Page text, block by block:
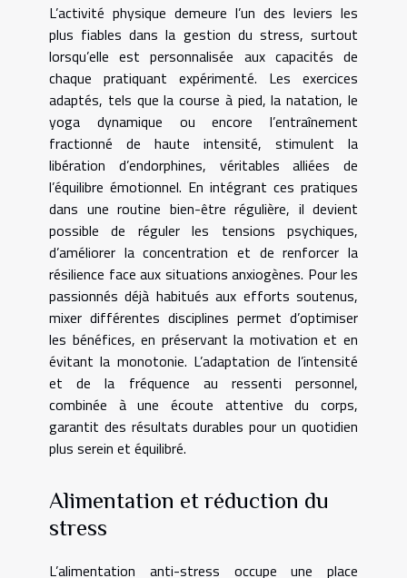
L’activité physique demeure l’un des leviers les
plus fiables dans la gestion du stress, surtout
lorsqu’elle est personnalisée aux capacités de
chaque pratiquant expérimenté. Les exercices
adaptés, tels que la course à pied, la natation, le
yoga dynamique ou encore l’entraînement
fractionné de haute intensité, stimulent la
libération d’endorphines, véritables alliées de
l’équilibre émotionnel. En intégrant ces pratiques
dans une routine bien-être régulière, il devient
possible de réguler les tensions psychiques,
d’améliorer la concentration et de renforcer la
résilience face aux situations anxiogènes. Pour les
passionnés déjà habitués aux efforts soutenus,
mixer différentes disciplines permet d’optimiser
les bénéfices, en préservant la motivation et en
évitant la monotonie. L’adaptation de l’intensité
et de la fréquence au ressenti personnel,
combinée à une écoute attentive du corps,
garantit des résultats durables pour un quotidien
plus serein et équilibré.
Alimentation et réduction du
stress
L’alimentation anti-stress occupe une place